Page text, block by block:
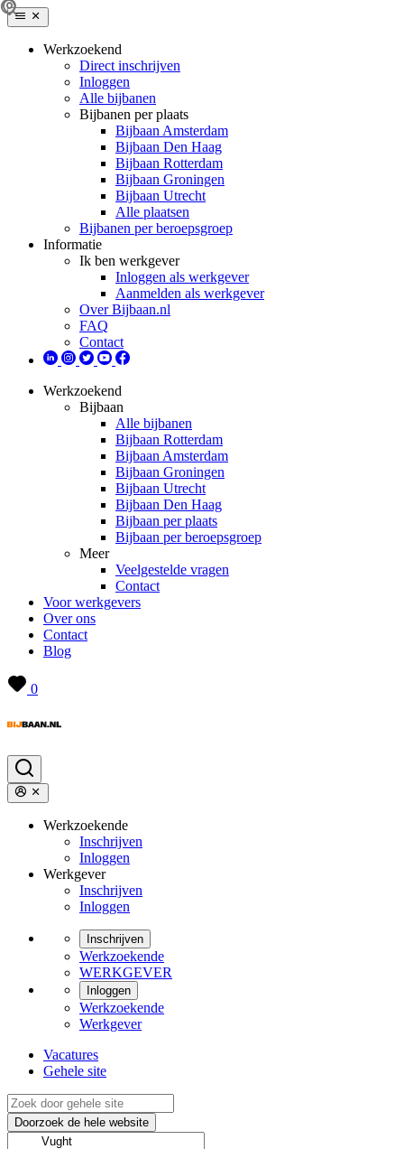
Werkzoekend
Direct inschrijven
Inloggen
Alle bijbanen
Bijbanen per plaats
Bijbaan Amsterdam
Bijbaan Den Haag
Bijbaan Rotterdam
Bijbaan Groningen
Bijbaan Utrecht
Alle plaatsen
Bijbanen per beroepsgroep
Informatie
Ik ben werkgever
Inloggen als werkgever
Aanmelden als werkgever
Over Bijbaan.nl
FAQ
Contact
Werkzoekend
Bijbaan
Alle bijbanen
Bijbaan Rotterdam
Bijbaan Amsterdam
Bijbaan Groningen
Bijbaan Utrecht
Bijbaan Den Haag
Bijbaan per plaats
Bijbaan per beroepsgroep
Meer
Veelgestelde vragen
Contact
Voor werkgevers
Over ons
Contact
Blog
0
Werkzoekende
Inschrijven
Inloggen
Werkgever
Inschrijven
Inloggen
Inschrijven
Werkzoekende
WERKGEVER
Inloggen
Werkzoekende
Werkgever
Vacatures
Gehele site